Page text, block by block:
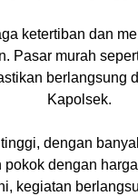
ketertiban dan
Pasar murah
berlangsung
Kapolsek.
dengan
dengan
kegiatan